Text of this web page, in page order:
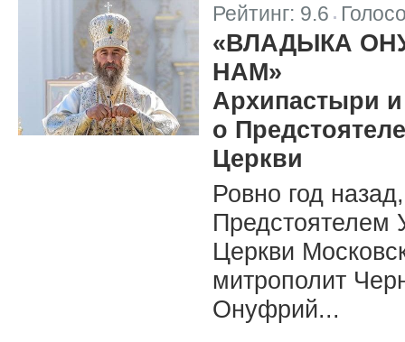
Рейтинг: 9.6 |
«ВЛАДЫКА
НАМ»
Архипастыри
о
Церкви
Ровно год
Предстоятелем
Церкви
митрополит
Онуфрий...